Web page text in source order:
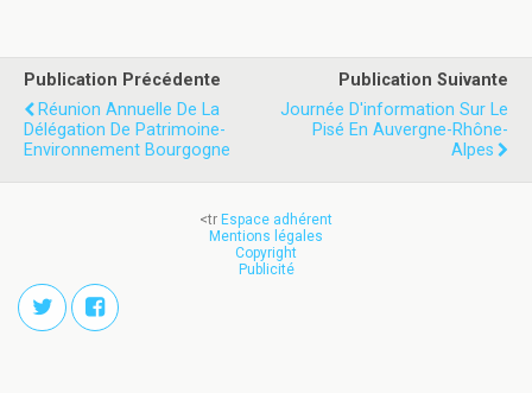
Publication Précédente
Réunion Annuelle De La
Délégation De Patrimoine-
Environnement Bourgogne
Publication Suivante
Journée D'information Sur Le
Pisé En Auvergne-Rhône-
Alpes
<tr Espace adhérent
Mentions légales
Copyright
Publicité